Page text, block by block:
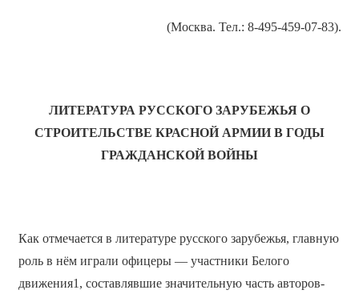
(Москва. Тел.: 8-495-459-07-83).
ЛИТЕРАТУРА РУССКОГО ЗАРУБЕЖЬЯ О
СТРОИТЕЛЬСТВЕ КРАСНОЙ АРМИИ В ГОДЫ
ГРАЖДАНСКОЙ ВОЙНЫ
Как отмечается в литературе русского зарубежья, главную
роль в нём играли офицеры — участники Белого
движения1, составлявшие значительную часть авторов-